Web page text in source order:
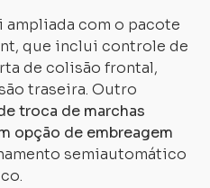
ampliada com o pacote
que inclui controle de
de colisão frontal,
traseira. Outro
troca de marchas
opção de embreagem
semiautomático